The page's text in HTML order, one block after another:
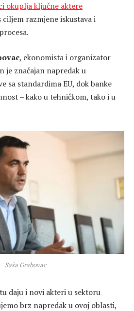
okuplja ključne aktere
ciljem razmjene iskustava i
, ekonomista i organizator
je značajan napredak u
sa standardima EU, dok banke
– kako u tehničkom, tako i u
Saša Grabovac
daju i novi akteri u sektoru
brz napredak u ovoj oblasti,